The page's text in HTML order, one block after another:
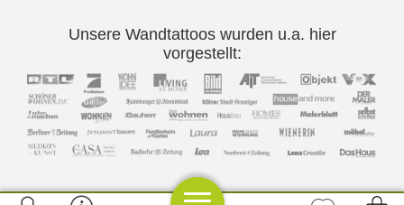
Unsere Wandtattoos wurden u.a. hier
vorgestellt: